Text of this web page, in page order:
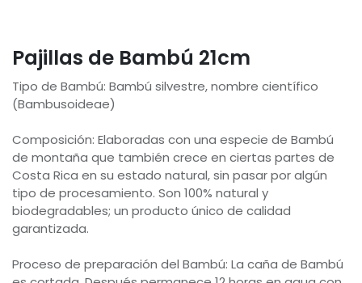
Pajillas de Bambú 21cm
Tipo de Bambú: Bambú silvestre, nombre científico
(Bambusoideae)
Composición: Elaboradas con una especie de Bambú
de montaña que también crece en ciertas partes de
Costa Rica en su estado natural, sin pasar por algún
tipo de procesamiento. Son 100% natural y
biodegradables; un producto único de calidad
garantizada.
Proceso de preparación del Bambú: La caña de Bambú